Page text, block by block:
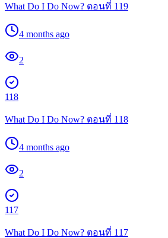
What Do I Do Now? ตอนที่ 119
4 months ago
2
118
What Do I Do Now? ตอนที่ 118
4 months ago
2
117
What Do I Do Now? ตอนที่ 117